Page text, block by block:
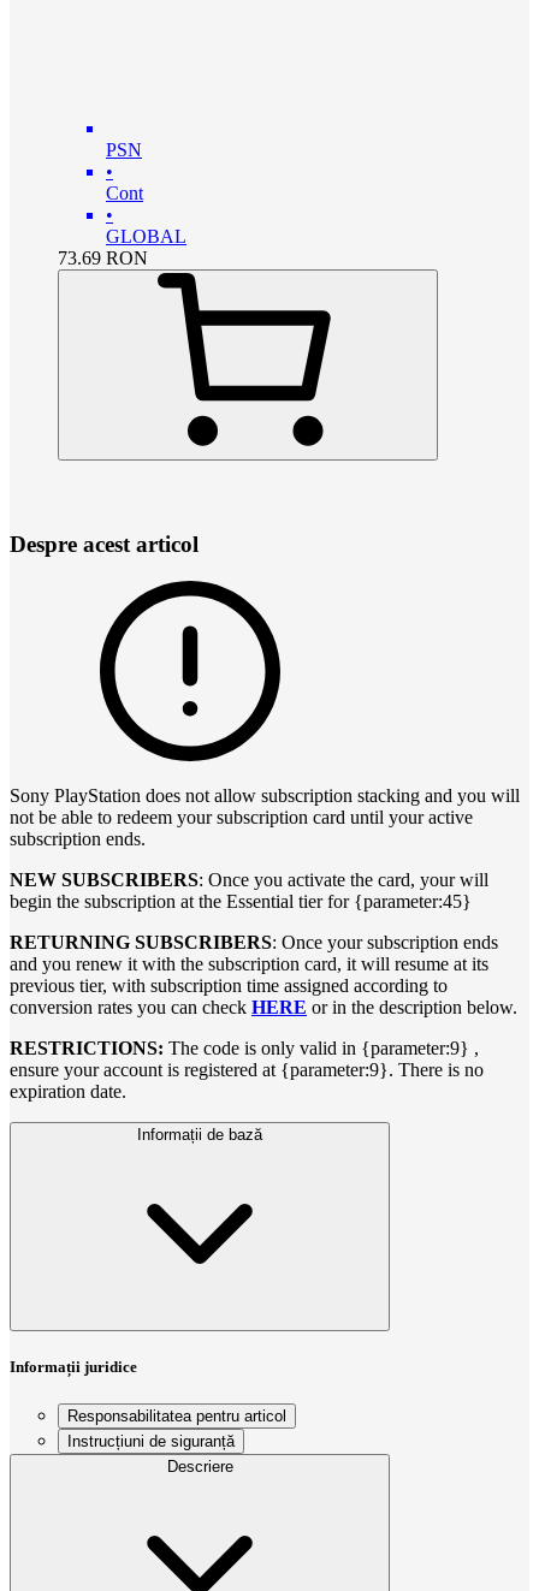
PSN
•
Cont
•
GLOBAL
73.69 RON
Despre acest articol
Sony PlayStation does not allow subscription stacking and you will
not be able to redeem your subscription card until your active
subscription ends.
NEW SUBSCRIBERS: Once you activate the card, your will
begin the subscription at the Essential tier for {parameter:45}
RETURNING SUBSCRIBERS: Once your subscription ends
and you renew it with the subscription card, it will resume at its
previous tier, with subscription time assigned according to
conversion rates you can check HERE or in the description below.
RESTRICTIONS: The code is only valid in {parameter:9} ,
ensure your account is registered at {parameter:9}. There is no
expiration date.
Informații de bază
Informații juridice
Responsabilitatea pentru articol
Instrucțiuni de siguranță
Descriere